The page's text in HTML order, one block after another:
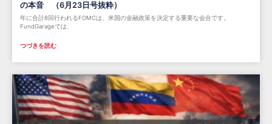
の本音 （6月23日号抜粋）
年に合計8回行われるFOMCは、米国の金融政策を決定する重要な会合です。
FundGarageでは、
つづきを読む